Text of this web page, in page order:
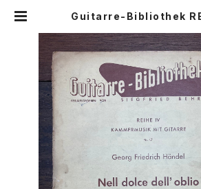
Guitarre-Bibliothek
r.47 Nell dolce
ate für Sopran, Flöte
rre【著者：Georg
el】出版社：BOTE&BOCK
N・WIESBADEN 1958年
Tale Collective